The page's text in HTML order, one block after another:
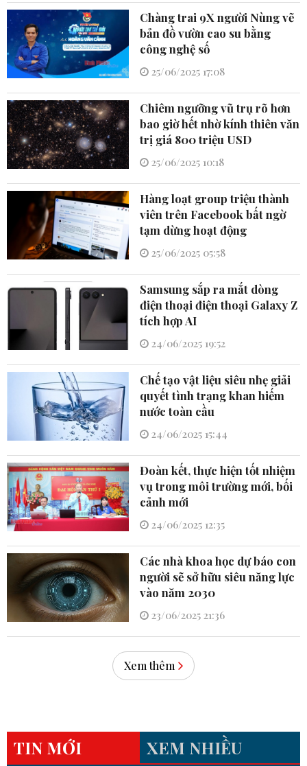
Chàng trai 9X người Nùng vẽ
bản đồ vườn cao su bằng
công nghệ số
25/06/2025 17:08
Chiêm ngưỡng vũ trụ rõ hơn
bao giờ hết nhờ kính thiên văn
trị giá 800 triệu USD
25/06/2025 10:18
Hàng loạt group triệu thành
viên trên Facebook bất ngờ
tạm dừng hoạt động
25/06/2025 05:58
Samsung sắp ra mắt dòng
điện thoại điện thoại Galaxy Z
tích hợp AI
24/06/2025 19:52
Chế tạo vật liệu siêu nhẹ giải
quyết tình trạng khan hiếm
nước toàn cầu
24/06/2025 15:44
Đoàn kết, thực hiện tốt nhiệm
vụ trong môi trường mới, bối
cảnh mới
24/06/2025 12:35
Các nhà khoa học dự báo con
người sẽ sở hữu siêu năng lực
vào năm 2030
23/06/2025 21:36
Xem thêm
TIN MỚI XEM NHIỀU